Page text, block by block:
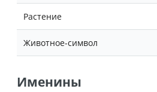
Растение
Животное-символ
Именины